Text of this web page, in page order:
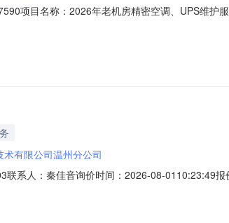
项目名称：2026年老机房精密空调、UPS维护
有限公司温州分公司
系人：秦佳音询价时间：2026-08-0110:23:49报
采购报价要求：含税报价报价时不可以对部分商
务期服务地点备注操作1技术服务费其他服务/其